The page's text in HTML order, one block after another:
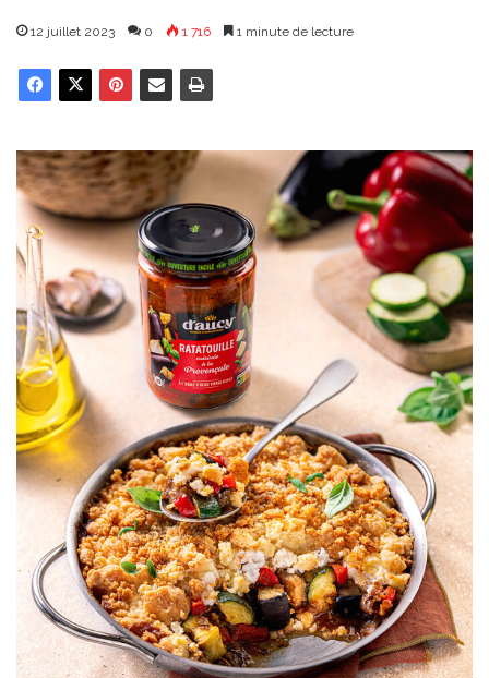
12 juillet 2023 0 1 716 1 minute de lecture